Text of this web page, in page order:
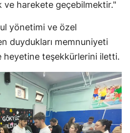
Zonguldak
Aksaray
Bayburt
Karaman
Kırıkkale
ve harekete geçebilmektir."
yönetimi ve özel
duydukları memnuniyeti
heyetine teşekkürlerini iletti.